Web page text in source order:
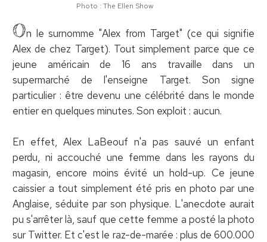
Photo : The Ellen Show
On le surnomme "Alex from Target" (ce qui signifie
Alex de chez Target). Tout simplement parce que ce
jeune américain de 16 ans travaille dans un
supermarché de l'enseigne Target. Son signe
particulier : être devenu une célébrité dans le monde
entier en quelques minutes. Son exploit : aucun.
En effet, Alex LaBeouf n'a pas sauvé un enfant
perdu, ni accouché une femme dans les rayons du
magasin, encore moins évité un hold-up. Ce jeune
caissier a tout simplement été pris en photo par une
Anglaise, séduite par son physique. L'anecdote aurait
pu s'arrêter là, sauf que cette femme a posté la photo
sur Twitter. Et c'est le raz-de-marée : plus de 600.000